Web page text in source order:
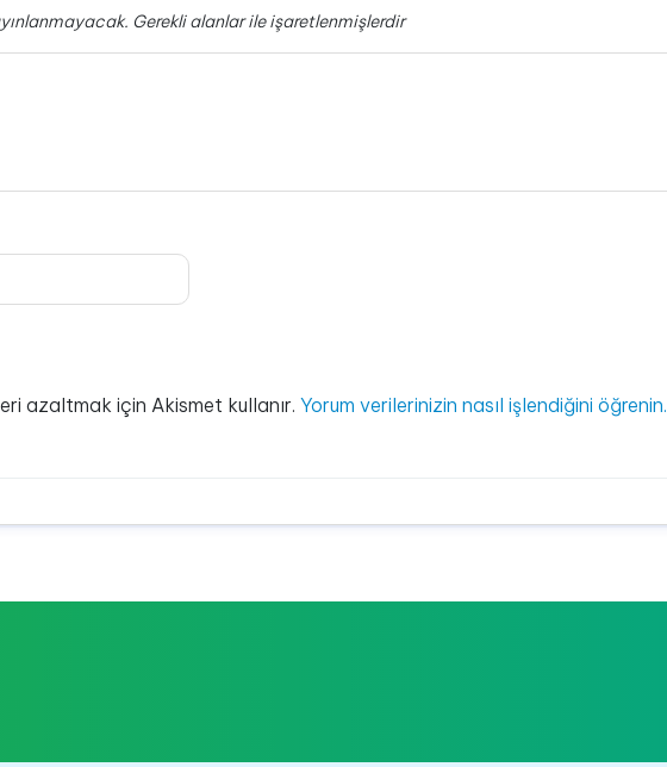
Gerekli alanlarile işaretlenmişlerdir
azaltmak için Akismet kullanır. Yorum verilerinizin nasıl işlendiğini öğrenin.